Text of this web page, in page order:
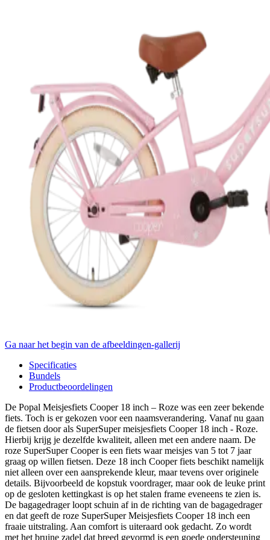
Ga naar het begin van de afbeeldingen-gallerij
Specificaties
Bundels
Productbeoordelingen
De Popal Meisjesfiets Cooper 18 inch – Roze was een zeer bekende
fiets. Toch is er gekozen voor een naamsverandering. Vanaf nu gaan
de fietsen door als SuperSuper meisjesfiets Cooper 18 inch - Roze.
Hierbij krijg je dezelfde kwaliteit, alleen met een andere naam. De
roze SuperSuper Cooper is een fiets waar meisjes van 5 tot 7 jaar
graag op willen fietsen. Deze 18 inch Cooper fiets beschikt namelijk
niet alleen over een aansprekende kleur, maar tevens over originele
details. Bijvoorbeeld de kopstuk voordrager, maar ook de leuke print
op de gesloten kettingkast is op het stalen frame eveneens te zien is.
De bagagedrager loopt schuin af in de richting van de bagagedrager
en dat geeft de roze SuperSuper Meisjesfiets Cooper 18 inch een
fraaie uitstraling. Aan comfort is uiteraard ook gedacht. Zo wordt
met het bruine zadel dat breed gevormd is een goede ondersteuning